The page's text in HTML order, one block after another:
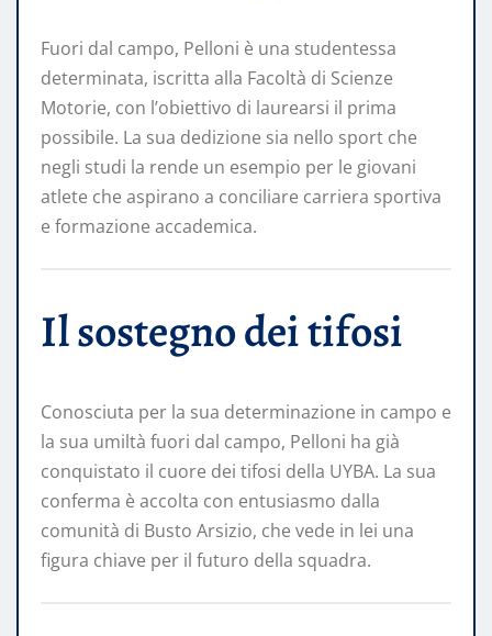
Fuori dal campo, Pelloni è una studentessa
determinata, iscritta alla Facoltà di Scienze
Motorie, con l’obiettivo di laurearsi il prima
possibile. La sua dedizione sia nello sport che
negli studi la rende un esempio per le giovani
atlete che aspirano a conciliare carriera sportiva
e formazione accademica.
Il sostegno dei tifosi
Conosciuta per la sua determinazione in campo e
la sua umiltà fuori dal campo, Pelloni ha già
conquistato il cuore dei tifosi della UYBA. La sua
conferma è accolta con entusiasmo dalla
comunità di Busto Arsizio, che vede in lei una
figura chiave per il futuro della squadra.